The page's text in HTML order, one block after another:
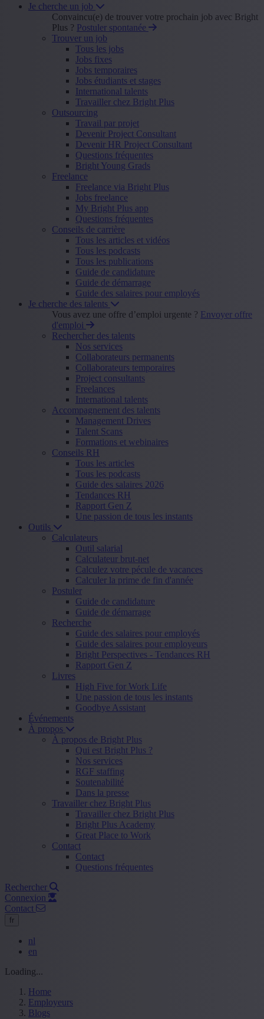
Je cherche un job
Convaincu(e) de trouver votre prochain job avec Bright
Plus ? Postuler spontanée
Trouver un job
Tous les jobs
Jobs fixes
Jobs temporaires
Jobs étudiants et stages
International talents
Travailler chez Bright Plus
Outsourcing
Travail par projet
Devenir Project Consultant
Devenir HR Project Consultant
Questions fréquentes
Bright Young Grads
Freelance
Freelance via Bright Plus
Jobs freelance
My Bright Plus app
Questions fréquentes
Conseils de carrière
Tous les articles et vidéos
Tous les podcasts
Tous les publications
Guide de candidature
Guide de démarrage
Guide des salaires pour employés
Je cherche des talents
Vous avez une offre d’emploi urgente ? Envoyer offre
d'emploi
Rechercher des talents
Nos services
Collaborateurs permanents
Collaborateurs temporaires
Project consultants
Freelances
International talents
Accompagnement des talents
Management Drives
Talent Scans
Formations et webinaires
Conseils RH
Tous les articles
Tous les podcasts
Guide des salaires 2026
Tendances RH
Rapport Gen Z
Une passion de tous les instants
Outils
Calculateurs
Outil salarial
Calculateur brut-net
Calculez votre pécule de vacances
Calculer la prime de fin d'année
Postuler
Guide de candidature
Guide de démarrage
Recherche
Guide des salaires pour employés
Guide des salaires pour employeurs
Bright Perspectives - Tendances RH
Rapport Gen Z
Livres
High Five for Work Life
Une passion de tous les instants
Goodbye Assistant
Événements
À propos
À propos de Bright Plus
Qui est Bright Plus ?
Nos services
RGF staffing
Soutenabilité
Dans la presse
Travailler chez Bright Plus
Travailler chez Bright Plus
Bright Plus Academy
Great Place to Work
Contact
Contact
Questions fréquentes
Rechercher
Connexion
Contact
fr
nl
en
Loading...
Home
Employeurs
Blogs